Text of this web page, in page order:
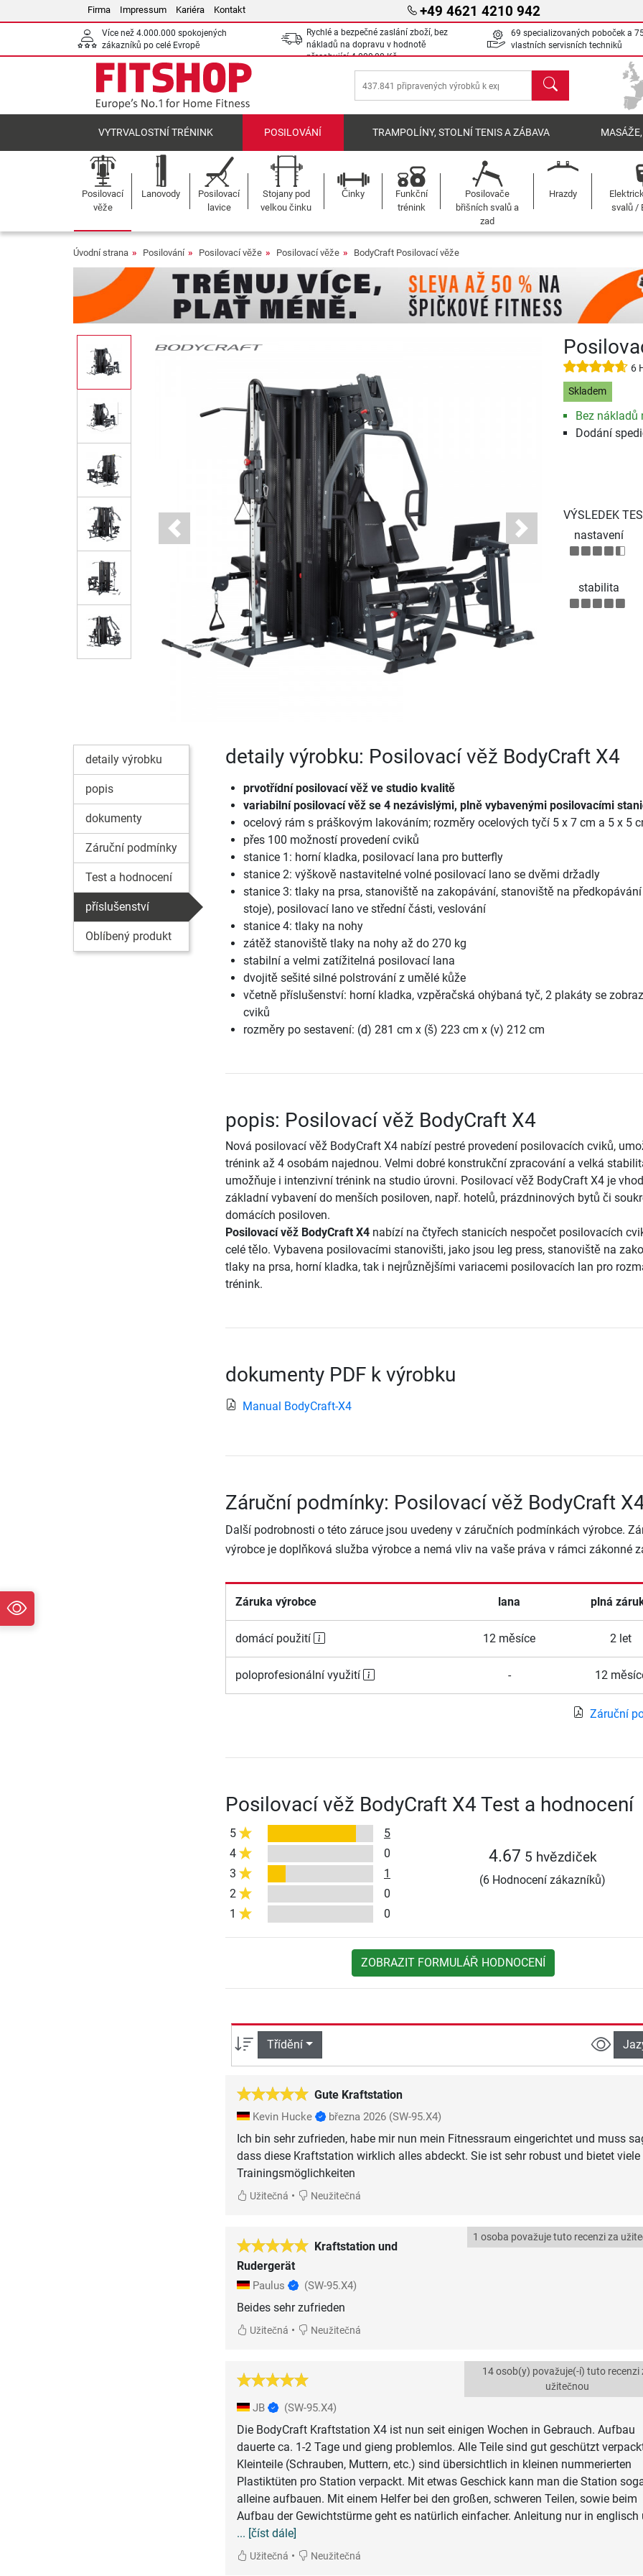
Firma Impressum Kariéra Kontakt +49 4621 4210 942
Více než 4.000.000 spokojených
zákazníků po celé Evropě
Rychlé a bezpečné zaslání zboží, bez
nákladů na dopravu v hodnotě
přesahující4 000,00 Kč
69 specializovaných poboček a
vlastních servisních techniků
Hledat
VYTRVALOSTNÍ TRÉNINK POSILOVÁNÍ TRAMPOLÍNY, STOLNÍ TENIS A ZÁBAVA
Posilovací
věže
Lanovody
Posilovací
lavice
Stojany pod
velkou činku
Činky
Funkční
trénink
Posilovače
břišních svalů a
zad
Hrazdy
svalů /
Úvodní strana Posilování Posilovací věže Posilovací věže BodyCraft Posilovací věže
Previous Next
6
Skladem
Bez nákladů
Dodání
VÝSLEDEK
nastavení
stabilita
detaily výrobku
popis
dokumenty
Záruční podmínky
Test a hodnocení
příslušenství
Oblíbený produkt
detaily výrobku: Posilovací věž BodyCraft X4
prvotřídní posilovací věž ve studio kvalitě
variabilní posilovací věž se 4 nezávislými, plně vybavenými posilovacími
ocelový rám s práškovým lakováním; rozměry ocelových tyčí 5 x 7 cm a 5 x 5
přes 100 možností provedení cviků
stanice 1: horní kladka, posilovací lana pro butterfly
stanice 2: výškově nastavitelné volné posilovací lano se dvěmi držadly
stanice 3: tlaky na prsa, stanoviště na zakopávání, stanoviště na předkopávání
stoje), posilovací lano ve střední části, veslování
stanice 4: tlaky na nohy
zátěž stanoviště tlaky na nohy až do 270 kg
stabilní a velmi zatížitelná posilovací lana
dvojitě sešité silné polstrování z umělé kůže
včetně příslušenství: horní kladka, vzpěračská ohýbaná tyč, 2 plakáty se
cviků
rozměry po sestavení: (d) 281 cm x (š) 223 cm x (v) 212 cm
popis: Posilovací věž BodyCraft X4
Nová posilovací věž BodyCraft X4 nabízí pestré provedení posilovacích cviků,
trénink až 4 osobám najednou. Velmi dobré konstrukční zpracování a velká
umožňuje i intenzivní trénink na studio úrovni. Posilovací věž BodyCraft X4 je
základní vybavení do menších posiloven, např. hotelů, prázdninových bytů či
domácích posiloven.
Posilovací věž BodyCraft X4nabízí na čtyřech stanicích nespočet posilovacích
celé tělo. Vybavena posilovacími stanovišti, jako jsou leg press, stanoviště na
tlaky na prsa, horní kladka, tak i nejrůznějšími variacemi posilovacích lan pro
trénink.
dokumenty PDF k výrobku
Manual BodyCraft-X4
Záruční podmínky: Posilovací věž BodyCraft
Další podrobnosti o této záruce jsou uvedeny v záručních podmínkách výrobce.
výrobce je doplňková služba výrobce a nemá vliv na vaše práva v rámci zákonné
Záruka výrobce lana plná
domácí použití 12 měsíce 2 let
poloprofesionální využití - 12
Záruční
Posilovací věž BodyCraft X4 Test a hodnocení
5
5
4
0
3
1
2
0
1
0
4.67 5 hvězdiček
(6 Hodnocení zákazníků)
ZOBRAZIT FORMULÁŘ HODNOCENÍ
Třídění
Gute Kraftstation
Kevin Hucke března 2026 (SW-95.X4)
Ich bin sehr zufrieden, habe mir nun mein Fitnessraum eingerichtet und muss
dass diese Kraftstation wirklich alles abdeckt. Sie ist sehr robust und bietet viele
Trainingsmöglichkeiten
Užitečná • Neužitečná
Kraftstation und
Rudergerät
1 osoba považuje tuto recenzi za
Paulus (SW-95.X4)
Beides sehr zufrieden
Užitečná • Neužitečná
14 osob(y) považuje(-í) tuto recenzi
užitečnou
JB (SW-95.X4)
Die BodyCraft Kraftstation X4 ist nun seit einigen Wochen in Gebrauch. Aufbau
dauerte ca. 1-2 Tage und gieng problemlos. Alle Teile sind gut geschützt
Kleinteile (Schrauben, Muttern, etc.) sind übersichtlich in kleinen nummerierten
Plastiktüten pro Station verpackt. Mit etwas Geschick kann man die Station
alleine aufbauen. Mit einem Helfer bei den großen, schweren Teilen, sowie beim
Aufbau der Gewichtstürme geht es natürlich einfacher. Anleitung nur in englisch
... [číst dále]
Užitečná • Neužitečná